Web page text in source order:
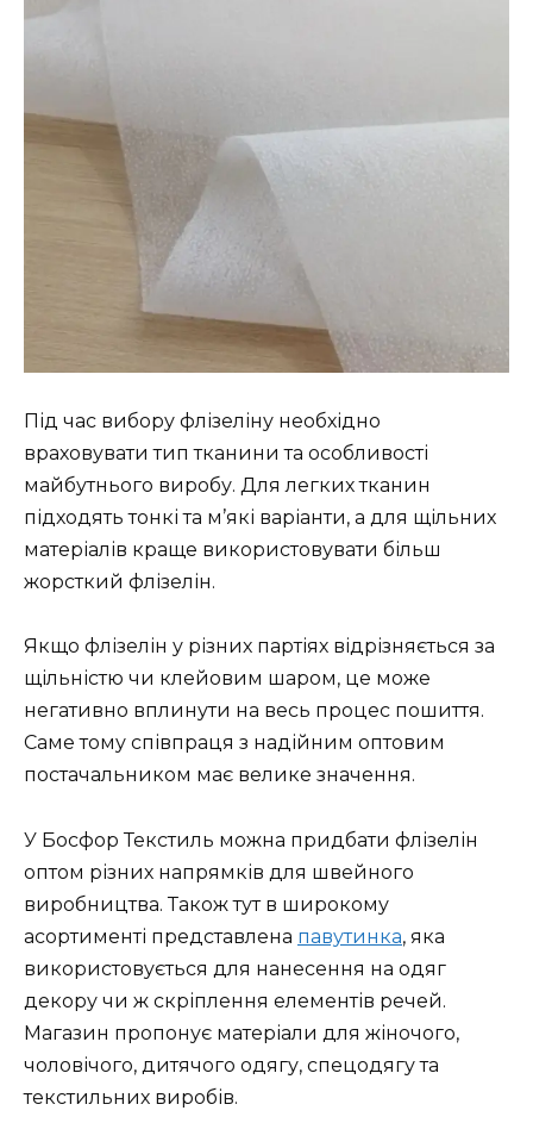
Під час вибору флізеліну необхідно
враховувати тип тканини та особливості
майбутнього виробу. Для легких тканин
підходять тонкі та м’які варіанти, а для щільних
матеріалів краще використовувати більш
жорсткий флізелін.
Якщо флізелін у різних партіях відрізняється за
щільністю чи клейовим шаром, це може
негативно вплинути на весь процес пошиття.
Саме тому співпраця з надійним оптовим
постачальником має велике значення.
У Босфор Текстиль можна придбати флізелін
оптом різних напрямків для швейного
виробництва. Також тут в широкому
асортименті представлена павутинка, яка
використовується для нанесення на одяг
декору чи ж скріплення елементів речей.
Магазин пропонує матеріали для жіночого,
чоловічого, дитячого одягу, спецодягу та
текстильних виробів.